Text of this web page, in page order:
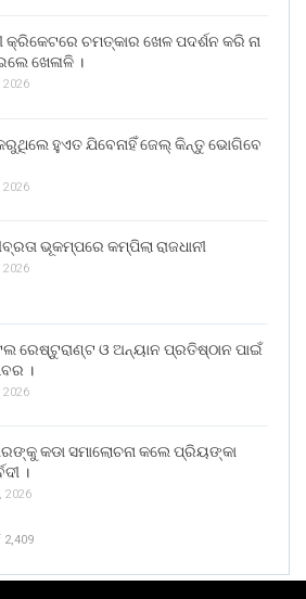
କ୍ରିକେଟରେ ଚମତ୍କାର ଖେଳ ପଦର୍ଶନ କରି ନା
ଖେଳାଳି ।
2026
ହୁଏତ ଯିବେନାହିଁ ଜେଲ୍ କିନ୍ତୁ ଭୋଗିବେ
2026
ଭୂକମ୍ପରେ କମ୍ପିଲା ରାଜଧାନୀ
2026
ରେଷ୍ଟୁରାଣ୍ଟ ଓ ଅନ୍ୟାନ ପ୍ରତିଷ୍ଠାନ ପାଇଁ
।
2026
କଡା ସମାଲୋଚନା କଲେ ପ୍ରିୟଙ୍କା
।
2026
2,409